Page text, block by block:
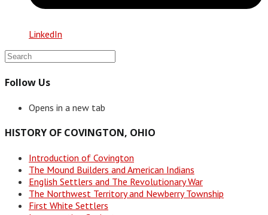
LinkedIn
Follow Us
Opens in a new tab
HISTORY OF COVINGTON, OHIO
Introduction of Covington
The Mound Builders and American Indians
English Settlers and The Revolutionary War
The Northwest Territory and Newberry Township
First White Settlers